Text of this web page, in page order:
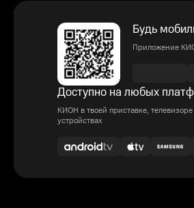
Будь
Приложение
Доступно на любых
КИОН в твоей приставке,
устройствах